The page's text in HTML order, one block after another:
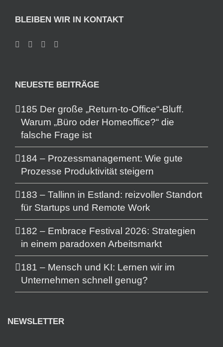
BLEIBEN WIR IN KONTAKT
NEUESTE BEITRÄGE
185 Der große „Return-to-Office“-Bluff.
Warum „Büro oder Homeoffice?“ die
falsche Frage ist
184 – Prozessmanagement: Wie gute
Prozesse Produktivität steigern
183 – Tallinn in Estland: reizvoller Standort
für Startups und Remote Work
182 – Embrace Festival 2026: Strategien
in einem paradoxen Arbeitsmarkt
181 – Mensch und KI: Lernen wir im
Unternehmen schnell genug?
NEWSLETTER